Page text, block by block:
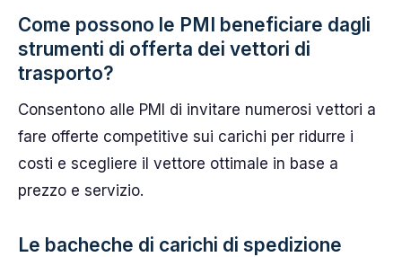
Come possono le PMI beneficiare dagli
strumenti di offerta dei vettori di
trasporto?
Consentono alle PMI di invitare numerosi vettori a
fare offerte competitive sui carichi per ridurre i
costi e scegliere il vettore ottimale in base a
prezzo e servizio.
Le bacheche di carichi di spedizione